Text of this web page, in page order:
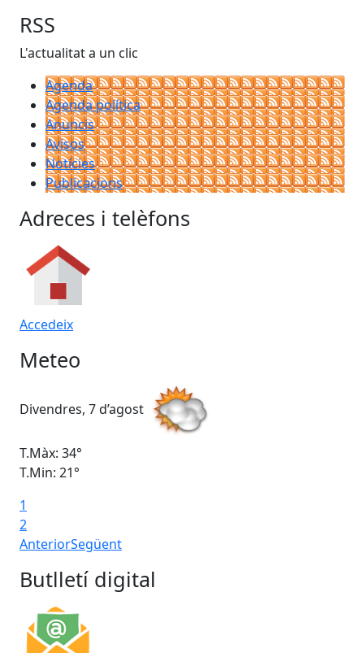
RSS
L'actualitat a un clic
Agenda
Agenda política
Anuncis
Avisos
Notícies
Publicacions
Adreces i telèfons
Accedeix
Meteo
Divendres, 7 d’agost
T.Màx: 34°
T.Min: 21°
1
2
AnteriorSegüent
Butlletí digital